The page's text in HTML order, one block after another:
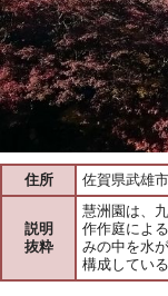
住所 佐賀県武雄
説明
抜粋
慧洲園は、
作作庭によ
みの中を水
構成している